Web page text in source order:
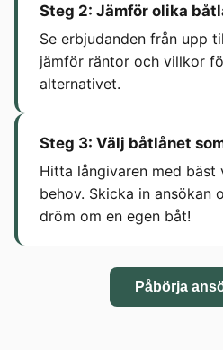
Steg 2: Jämför olika
Se erbjudanden från upp
jämför räntor och villkor
alternativet.
Steg 3: Välj båtlånet
Hitta långivaren med bäst
behov. Skicka in ansökan
dröm om en egen båt!
Påbörja